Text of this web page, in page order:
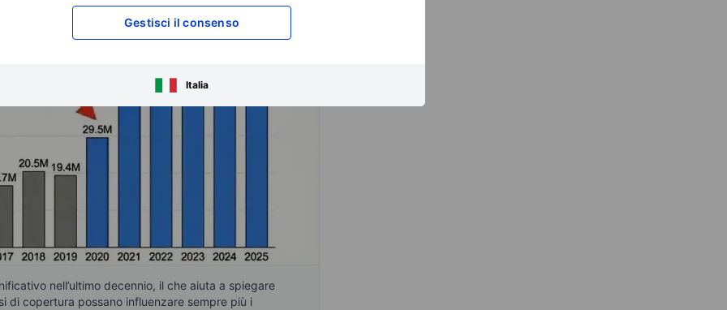
Gestisci il consenso
Italia
nell’ultimo decennio, il che aiuta a spiegare
di copertura possano influenzare sempre più i